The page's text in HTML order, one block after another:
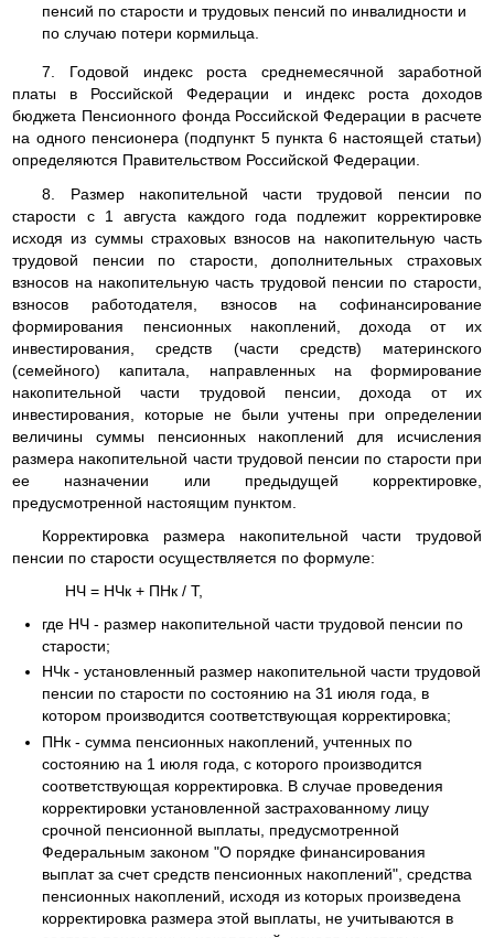
пенсий по старости и трудовых пенсий по инвалидности и
по случаю потери кормильца.
7. Годовой индекс роста среднемесячной заработной
платы в Российской Федерации и индекс роста доходов
бюджета Пенсионного фонда Российской Федерации в расчете
на одного пенсионера (подпункт 5 пункта 6 настоящей статьи)
определяются Правительством Российской Федерации.
8. Размер накопительной части трудовой пенсии по
старости с 1 августа каждого года подлежит корректировке
исходя из суммы страховых взносов на накопительную часть
трудовой пенсии по старости, дополнительных страховых
взносов на накопительную часть трудовой пенсии по старости,
взносов работодателя, взносов на софинансирование
формирования пенсионных накоплений, дохода от их
инвестирования, средств (части средств) материнского
(семейного) капитала, направленных на формирование
накопительной части трудовой пенсии, дохода от их
инвестирования, которые не были учтены при определении
величины суммы пенсионных накоплений для исчисления
размера накопительной части трудовой пенсии по старости при
ее назначении или предыдущей корректировке,
предусмотренной настоящим пунктом.
Корректировка размера накопительной части трудовой
пенсии по старости осуществляется по формуле:
НЧ = НЧк + ПНк / Т,
где НЧ - размер накопительной части трудовой пенсии по
старости;
НЧк - установленный размер накопительной части трудовой
пенсии по старости по состоянию на 31 июля года, в
котором производится соответствующая корректировка;
ПНк - сумма пенсионных накоплений, учтенных по
состоянию на 1 июля года, с которого производится
соответствующая корректировка. В случае проведения
корректировки установленной застрахованному лицу
срочной пенсионной выплаты, предусмотренной
Федеральным законом "О порядке финансирования
выплат за счет средств пенсионных накоплений", средства
пенсионных накоплений, исходя из которых произведена
корректировка размера этой выплаты, не учитываются в